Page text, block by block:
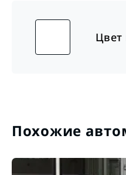
Цвет
Похожие